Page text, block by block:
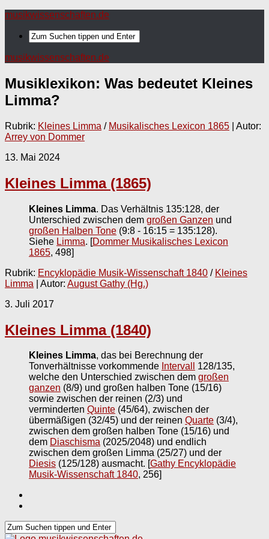
musikwissenschaften.de
musikwissenschaften.de
Musiklexikon: Was bedeutet Kleines
Limma?
Rubrik: Kleines Limma / Musikalisches Lexicon 1865 | Autor:
Arrey von Dommer
13. Mai 2024
Kleines Limma (1865)
Kleines Limma. Das Verhältnis 135:128, der
Unterschied zwischen dem großen Ganzen und
großen Halben Tone (9:8 - 16:15 = 135:128).
Siehe Limma. [Dommer Musikalisches Lexicon
1865, 498]
Rubrik: Encyklopädie Musik-Wissenschaft 1840 / Kleines
Limma | Autor: August Gathy (Hg.)
3. Juli 2017
Kleines Limma (1840)
Kleines Limma, das bei Berechnung der
Tonverhältnisse vorkommende Intervall
128/135,
welche den Unterschied zwischen dem großen
ganzen (8/9) und großen halben Tone (15/16)
sowie zwischen der reinen (2/3) und
verminderten Quinte (45/64), zwischen der
übermäßigen (32/45) und der reinen Quarte (3/4),
zwischen dem großen halben Tone (15/16) und
dem Diaschisma (2025/2048) und endlich
zwischen dem großen Limma (25/27) und der
Diesis (125/128) ausmacht. [Gathy Encyklopädie
Musik-Wissenschaft 1840, 256]